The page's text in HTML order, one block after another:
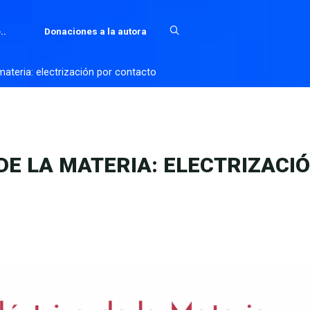
Donaciones a la autora
electrización por contacto
LA MATERIA: